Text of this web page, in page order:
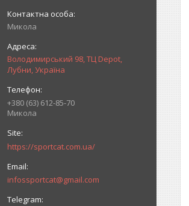
Микола
Володимирський 98, ТЦ Depot,
Лубни, Україна
+380 (63) 612-85-70
Микола
https://sportcat.com.ua/
infossportcat@gmail.com